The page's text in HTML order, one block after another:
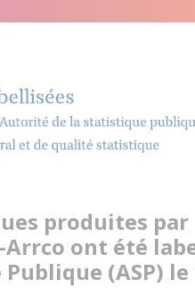
produites par
Arrco ont été
(ASP)